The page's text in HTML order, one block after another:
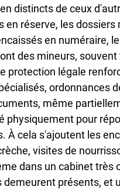
distincts de ceux
en réserve, les
en numéraire,
des mineurs,
protection légale
ordonnances
même
physiquement pour
À cela s'ajoutent les
visites de
dans un cabinet très
présents, et